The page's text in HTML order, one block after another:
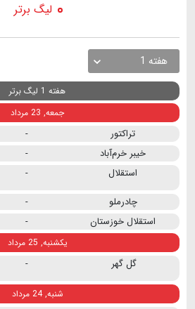
لیگ برتر
هفته 1
هفته 1 لیگ برتر
جمعه, 23 مرداد
تراکتور -
خیبر خرم‌آباد
-
استقلال
-
چادرملو
-
استقلال خوزستان
-
یکشنبه, 25 مرداد
گل گهر -
شنبه, 24 مرداد